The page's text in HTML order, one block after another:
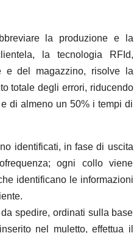
la produzione e la
la tecnologia RFId,
e del magazzino, risolve la
totale degli errori, riducendo
di almeno un 50% i tempi di
identificati, in fase di uscita
ogni collo viene
identificano le informazioni
spedire, ordinati sulla base
nel muletto, effettua il